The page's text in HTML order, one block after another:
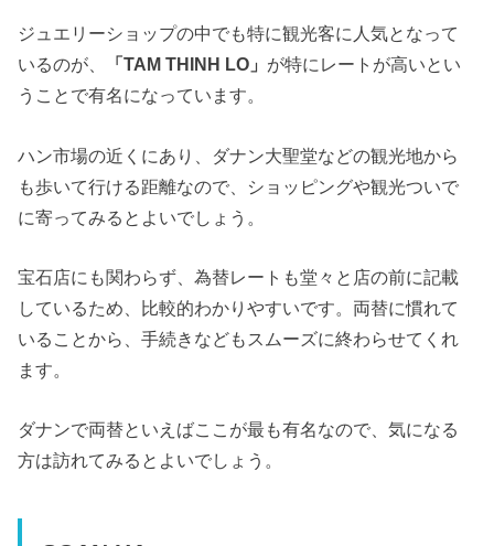
ジュエリーショップの中でも特に観光客に人気となって
いるのが、
「TAM THINH LO」 が特にレートが高いとい
うことで有名になっています。
ハン市場の近くにあり、ダナン大聖堂などの観光地から
も歩いて行ける距離なので、ショッピングや観光ついで
に寄ってみるとよいでしょう。
宝石店にも関わらず、為替レートも堂々と店の前に記載
しているため、比較的わかりやすいです。両替に慣れて
いることから、手続きなどもスムーズに終わらせてくれ
ます。
ダナンで両替といえばここが最も有名なので、気になる
方は訪れてみるとよいでしょう。